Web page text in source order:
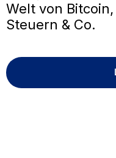
Welt von
Steuern & Co.